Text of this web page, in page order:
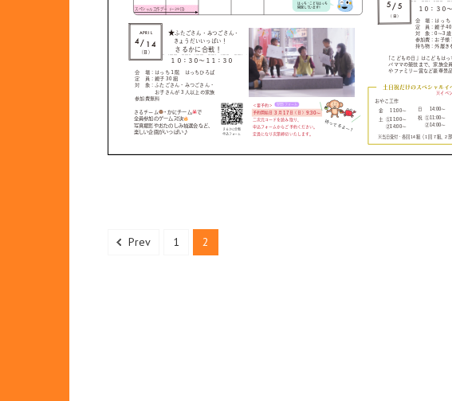
Prev 1 2